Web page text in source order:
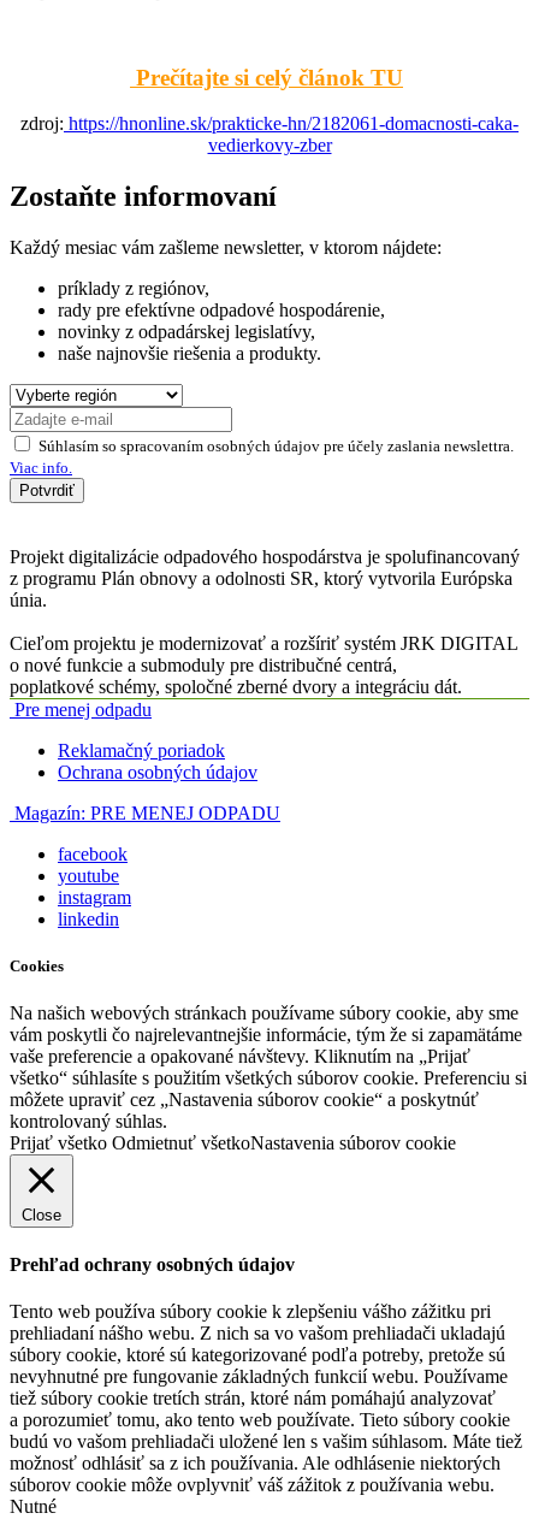
Prečítajte si celý článok TU
zdroj: https://hnonline.sk/prakticke-hn/2182061-domacnosti-caka-
vedierkovy-zber
Zostaňte informovaní
Každý mesiac vám zašleme newsletter, v ktorom nájdete:
príklady z regiónov,
rady pre efektívne odpadové hospodárenie,
novinky z odpadárskej legislatívy,
naše najnovšie riešenia a produkty.
Súhlasím so spracovaním osobných údajov pre účely zaslania newslettra.
Viac info.
Potvrdiť
Projekt digitalizácie odpadového hospodárstva je spolufinancovaný
z programu Plán obnovy a odolnosti SR, ktorý vytvorila Európska
únia.
Cieľom projektu je modernizovať a rozšíriť systém JRK DIGITAL
o nové funkcie a submoduly pre distribučné centrá,
poplatkové schémy, spoločné zberné dvory a integráciu dát.
Pre menej odpadu
Reklamačný poriadok
Ochrana osobných údajov
Magazín: PRE MENEJ ODPADU
facebook
youtube
instagram
linkedin
Cookies
Na našich webových stránkach používame súbory cookie, aby sme
vám poskytli čo najrelevantnejšie informácie, tým že si zapamätáme
vaše preferencie a opakované návštevy. Kliknutím na „Prijať
všetko“ súhlasíte s použitím všetkých súborov cookie. Preferenciu si
môžete upraviť cez „Nastavenia súborov cookie“ a poskytnúť
kontrolovaný súhlas.
Prijať všetko Odmietnuť všetkoNastavenia súborov cookie
Close
Prehľad ochrany osobných údajov
Tento web používa súbory cookie k zlepšeniu vášho zážitku pri
prehliadaní nášho webu. Z nich sa vo vašom prehliadači ukladajú
súbory cookie, ktoré sú kategorizované podľa potreby, pretože sú
nevyhnutné pre fungovanie základných funkcií webu. Používame
tiež súbory cookie tretích strán, ktoré nám pomáhajú analyzovať
a porozumieť tomu, ako tento web používate. Tieto súbory cookie
budú vo vašom prehliadači uložené len s vašim súhlasom. Máte tiež
možnosť odhlásiť sa z ich používania. Ale odhlásenie niektorých
súborov cookie môže ovplyvniť váš zážitok z používania webu.
Nutné